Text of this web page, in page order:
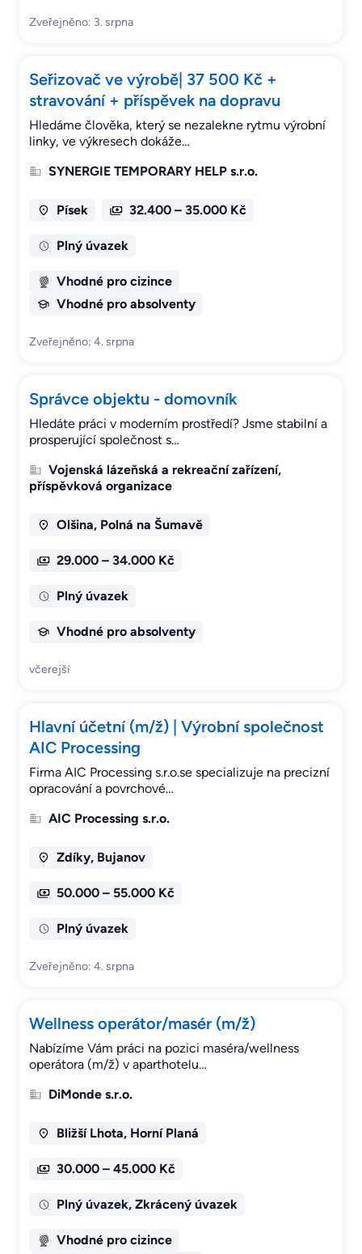
Zveřejněno: 3. srpna
Seřizovač ve výrobě| 37 500 Kč +
stravování + příspěvek na dopravu
Hledáme člověka, který se nezalekne rytmu výrobní
linky, ve výkresech dokáže…
SYNERGIE TEMPORARY HELP s.r.o.
Písek 32.400 – 35.000 Kč
Plný úvazek
Vhodné pro cizince
Vhodné pro absolventy
Zveřejněno: 4. srpna
Správce objektu - domovník
Hledáte práci v moderním prostředí? Jsme stabilní a
prosperující společnost s…
Vojenská lázeňská a rekreační zařízení,
příspěvková organizace
Olšina, Polná na Šumavě
29.000 – 34.000 Kč
Plný úvazek
Vhodné pro absolventy
včerejší
Hlavní účetní (m/ž) | Výrobní společnost
AIC Processing
Firma AIC Processing s.r.o.se specializuje na precizní
opracování a povrchové…
AIC Processing s.r.o.
Zdíky, Bujanov
50.000 – 55.000 Kč
Plný úvazek
Zveřejněno: 4. srpna
Wellness operátor/masér (m/ž)
Nabízíme Vám práci na pozici maséra/wellness
operátora (m/ž) v aparthotelu…
DiMonde s.r.o.
Bližší Lhota, Horní Planá
30.000 – 45.000 Kč
Plný úvazek, Zkrácený úvazek
Vhodné pro cizince